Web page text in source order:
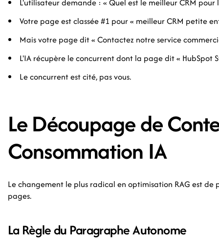
L'utilisateur demande : « Quel est le meilleur CRM pour
Votre page est classée #1 pour « meilleur CRM petite
Mais votre page dit « Contactez notre service
L'IA récupère le concurrent dont la page dit « HubSpot
Le concurrent est cité, pas vous.
Le Découpage de
Consommation IA
Le changement le plus radical en optimisation RAG est
pages.
La Règle du Paragraphe Autonome